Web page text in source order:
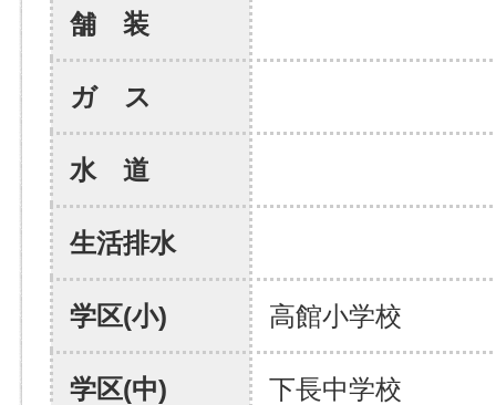
舗 装
ガ ス
水 道
生活排水
学区(小) 高館小学校
学区(中) 下長中学校